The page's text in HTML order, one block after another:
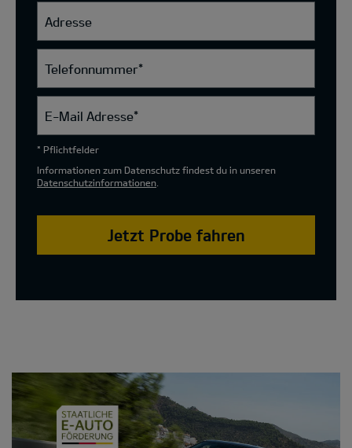
Adresse
Telefonnummer*
E-Mail Adresse*
* Pflichtfelder
Informationen zum Datenschutz findest du in unseren
Datenschutzinformationen
Jetzt Probe fahren